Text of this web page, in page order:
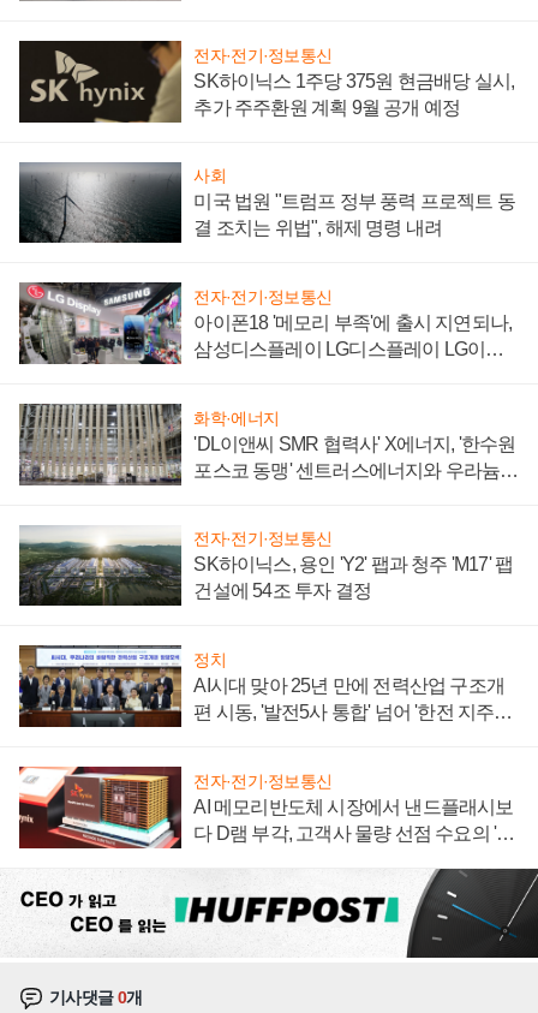
전자·전기·정보통신
SK하이닉스 1주당 375원 현금배당 실시,
추가 주주환원 계획 9월 공개 예정
사회
미국 법원 "트럼프 정부 풍력 프로젝트 동
결 조치는 위법", 해제 명령 내려
전자·전기·정보통신
아이폰18 '메모리 부족'에 출시 지연되나,
삼성디스플레이 LG디스플레이 LG이노
화학·에너지
'DL이앤씨 SMR 협력사' X에너지, '한수원
포스코 동맹' 센트러스에너지와 우라늄
전자·전기·정보통신
SK하이닉스, 용인 'Y2' 팹과 청주 'M17' 팹
건설에 54조 투자 결정
정치
AI시대 맞아 25년 만에 전력산업 구조개
편 시동, '발전5사 통합' 넘어 '한전 지주사'
전자·전기·정보통신
AI 메모리반도체 시장에서 낸드플래시보
다 D램 부각, 고객사 물량 선점 수요의 '우
기사댓글0개